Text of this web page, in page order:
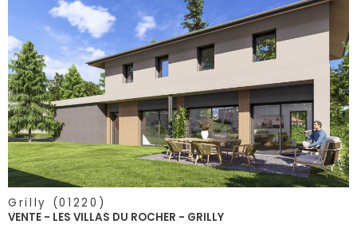
voir le
bien
Grilly (01220)
VENTE - LES VILLAS DU ROCHER - GRILLY